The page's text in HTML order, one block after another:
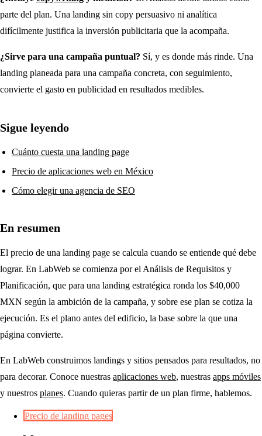
parte del plan. Una landing sin copy persuasivo ni analítica
difícilmente justifica la inversión publicitaria que la acompaña.
¿Sirve para una campaña puntual? Sí, y es donde más rinde. Una
landing planeada para una campaña concreta, con seguimiento,
convierte el gasto en publicidad en resultados medibles.
Sigue leyendo
Cuánto cuesta una landing page
Precio de aplicaciones web en México
Cómo elegir una agencia de SEO
En resumen
El precio de una landing page se calcula cuando se entiende qué debe
lograr. En LabWeb se comienza por el Análisis de Requisitos y
Planificación, que para una landing estratégica ronda los $40,000
MXN según la ambición de la campaña, y sobre ese plan se cotiza la
ejecución. Es el plano antes del edificio, la base sobre la que una
página convierte.
En LabWeb construimos landings y sitios pensados para resultados, no
para decorar. Conoce nuestras aplicaciones web, nuestras apps móviles
y nuestros planes. Cuando quieras partir de un plan firme, hablemos.
Precio de landing pages